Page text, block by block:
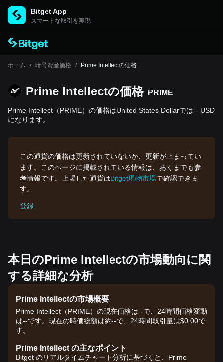
Bitget App
スマートな取引を実現
ホーム / 暗号資産価格 / Prime Intellectの価格
Prime Intellectの‌価格 PRIME
Prime Intellect（PRIME）の価格はUnited States Dollarでは-- USD
になります。
この通貨の価格は更新されていないか、更新が止まってい
ます。このページに掲載されている情報は、あくまでも参
考情報です。上場した通貨はBitget現物市場で確認できま
す。
登録
本日のPrime Intellectの市場動向に関
する詳細な分析
Prime Intellectの市場概要
Prime Intellect（PRIME）の現在価格は--で、24時間価格変動
は--です。現在の時価総額は約--で、24時間取引量は$0.00で
す。
Prime Intellect の主なポイント
Bitget のリアルタイムチャート分析に基づくと、Prime